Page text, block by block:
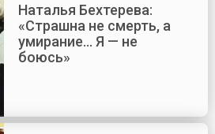
Наталья Бехтерева:
«Страшна не смерть, а
умирание... Я — не
боюсь»